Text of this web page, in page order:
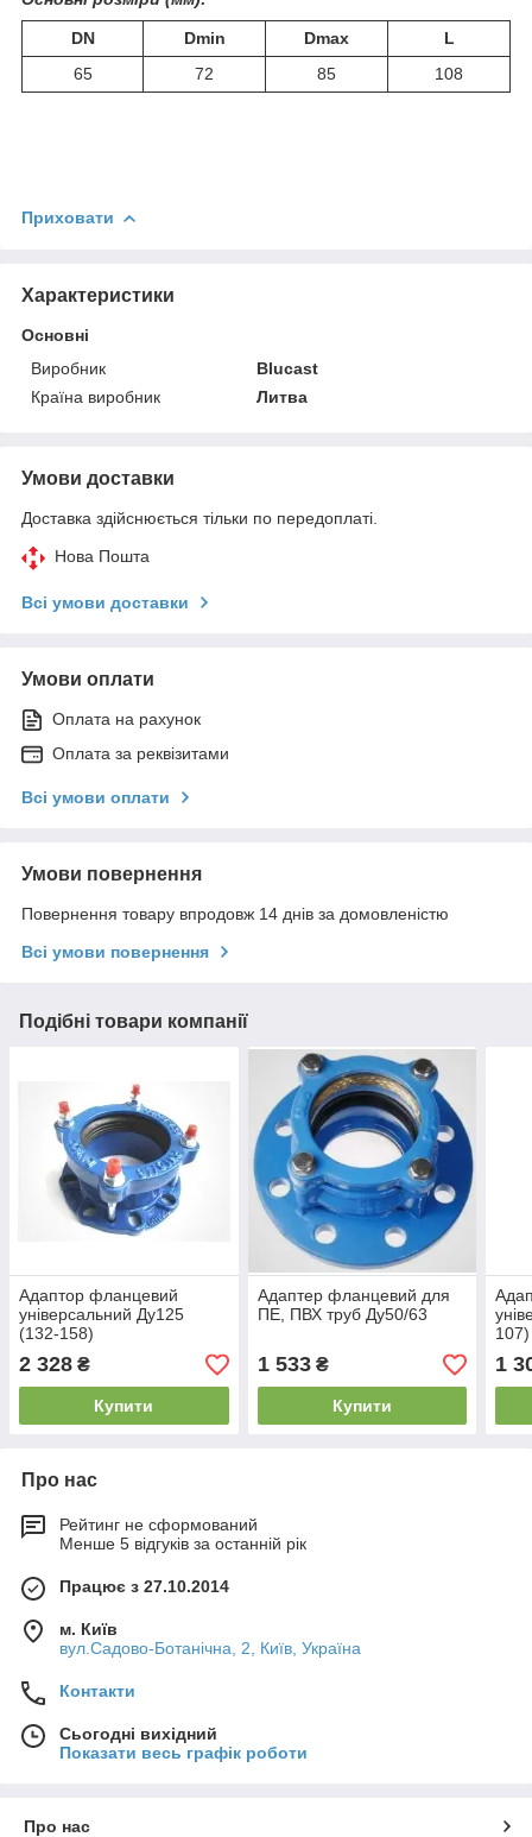
DN Dmin Dmax
L
65
72 85 108
Приховати
Характеристики
Основні
Виробник
Blucast
Країна виробник
Литва
Умови доставки
Доставка здійснюється тільки по передоплаті.
Нова Пошта
Всі умови доставки
Умови оплати
Оплата на рахунок
Оплата за реквізитами
Всі умови оплати
Умови повернення
Повернення товару впродовж 14 днів за домовленістю
Всі умови повернення
Подібні товари компанії
Адаптор фланцевий
універсальний Ду125
(132-158)
2 328 ₴
Купити
Адаптер фланцевий для
ПЕ, ПВХ труб Ду50/63
1 533₴
Купити
107)
1
Про нас
Рейтинг не сформований
Менше 5 відгуків за останній рік
Працює з 27.10.2014
м. Київ
вул.Садово-Ботанічна, 2, Київ, Україна
Контакти
Сьогодні вихідний
Показати весь графік роботи
Про нас